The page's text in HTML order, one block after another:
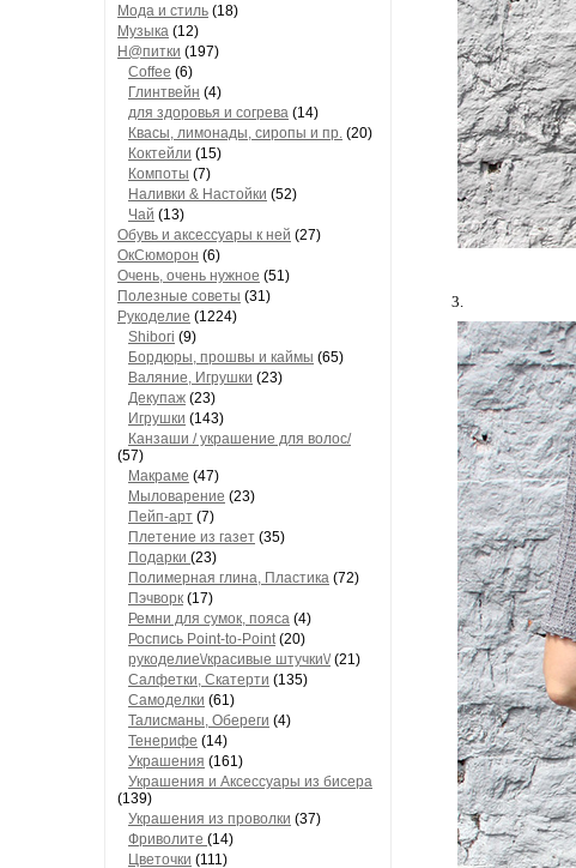
Мода и стиль (18)
Музыка (12)
Н@питки (197)
Coffee (6)
Глинтвейн (4)
для здоровья и согрева (14)
Квасы, лимонады, сиропы и пр. (20)
Коктейли (15)
Компоты (7)
Наливки & Настойки (52)
Чай (13)
Обувь и аксессуары к ней (27)
ОкСюморон (6)
Очень, очень нужное (51)
Полезные советы (31)
Рукоделие (1224)
Shibori (9)
Бордюры, прошвы и каймы (65)
Валяние, Игрушки (23)
Декупаж (23)
Игрушки (143)
Канзаши / украшение для волос/
(57)
Макраме (47)
Мыловарение (23)
Пейп-арт (7)
Плетение из газет (35)
Подарки (23)
Полимерная глина, Пластика (72)
Пэчворк (17)
Ремни для сумок, пояса (4)
Роспись Point-to-Point(20)
рукоделиe\/красивые штучки\/(21)
Салфетки, Скатерти (135)
Самоделки (61)
Талисманы, Обереги (4)
Тенерифе (14)
Украшения (161)
Украшения и Аксессуары из бисера
(139)
Украшения из проволки (37)
Фриволите (14)
Цветочки (111)
3.